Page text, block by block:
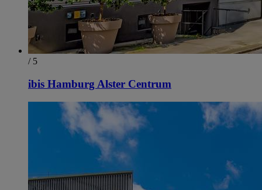
/ 5
ibis Hamburg Alster Centrum